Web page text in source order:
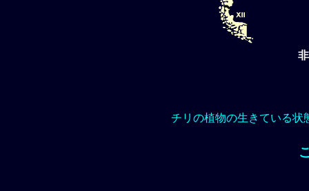
チリの植物の生きている状